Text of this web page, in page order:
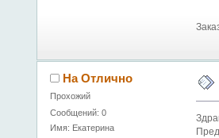
На Отлично
Прохожий
Сообщений: 0
Имя: Екатерина